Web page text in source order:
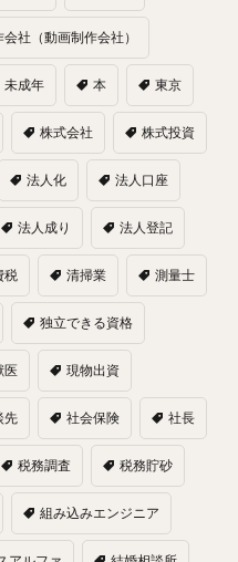
社（動画制作会社）
未成年 本 東京
株式会社 株式投資
法人化 法人口座
法人成り 法人登記
税 清掃業 測量士
独立できる資格
医 現物出資
先 社会保険 社長
税務調査 税務貯砂
組み込みエンジニア